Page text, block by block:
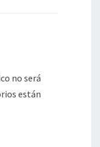
no será
están